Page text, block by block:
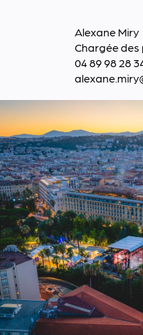
Alexane Miry
Chargée
04 89 98 28